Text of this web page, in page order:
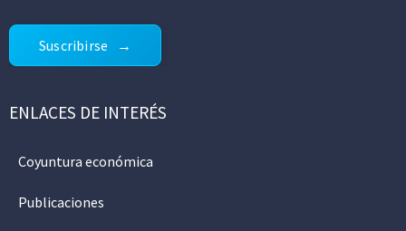
Suscribirse
ENLACES DE INTERÉS
Coyuntura económica
Publicaciones